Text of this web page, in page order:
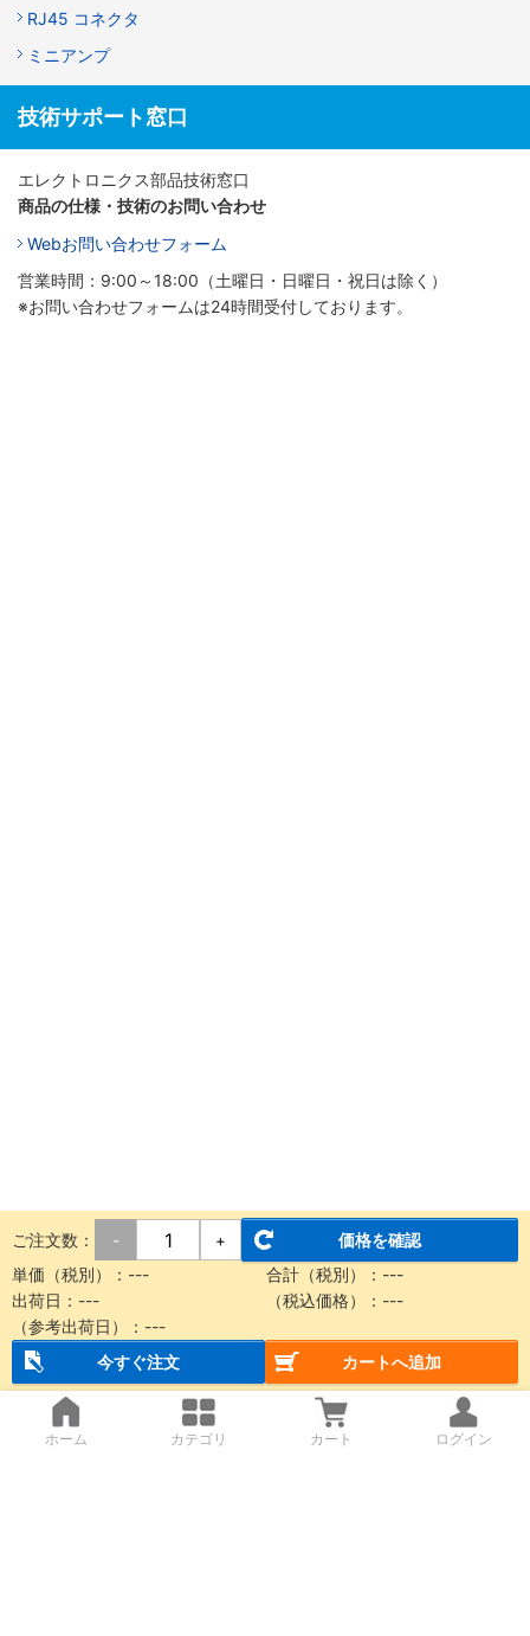
RJ45 コネクタ
ミニアンプ
技術サポート窓口
エレクトロニクス部品技術窓口
商品の仕様・技術のお問い合わせ
Webお問い合わせフォーム
営業時間：9:00～18:00（土曜日・日曜日・祝日は除く）
※お問い合わせフォームは24時間受付しております。
ご注文数： - +
価格を確認
単価（税別）： --- 合計（税別）： ---
出荷日： --- （税込価格）： ---
（参考出荷日）： ---
今すぐ注文
カートへ追加
ホーム カテゴリ カート ログイン